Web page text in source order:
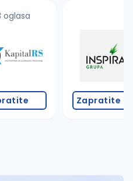
oglasa
Zapratite